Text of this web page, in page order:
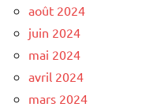
août 2024
juin 2024
mai 2024
avril 2024
mars 2024